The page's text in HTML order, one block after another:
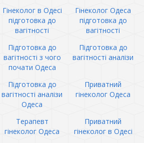
Гінеколог в Одесі
підготовка до
вагітності
Гінеколог Одеса
підготовка до
вагітності
Підготовка до
вагітності з чого
почати Одеса
Підготовка до
вагітності аналізи
Підготовка до
вагітності аналізи
Одеса
Приватний
гінеколог Одеса
Терапевт
гінеколог Одеса
Приватний
гінеколог в Одесі